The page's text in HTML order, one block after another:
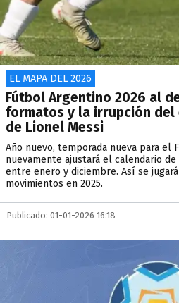
EL MAPA DEL 2026
Fútbol Argentino 2026 al
formatos y la irrupción del
de Lionel Messi
Año nuevo, temporada nueva para el
nuevamente ajustará el calendario
entre enero y diciembre. Así se
movimientos en 2025.
Publicado: 01-01-2026 16:18